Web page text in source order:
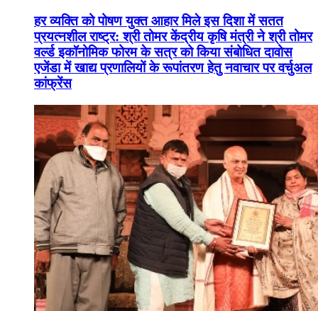
हर व्यक्ति को पोषण युक्त आहार मिले इस दिशा में सतत
प्रयत्नशील राष्ट्र: श्री तोमर केंद्रीय कृषि मंत्री ने श्री तोमर
वर्ल्ड इकॉनोमिक फोरम के सत्र को किया संबोधित दावोस
एजेंडा में खाद्य प्रणालियों के रूपांतरण हेतु नवाचार पर वर्चुअल
कांफ्रेंस